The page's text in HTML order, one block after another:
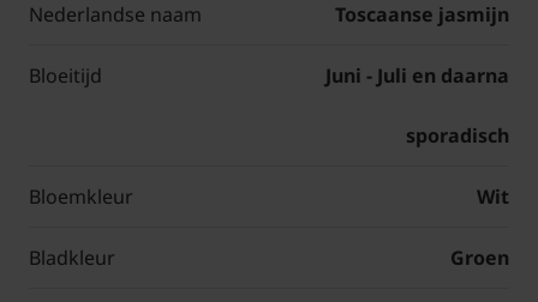
Nederlandse naam Toscaanse jasmijn
Bloeitijd Juni - Juli en daarna
sporadisch
Bloemkleur Wit
Bladkleur Groen